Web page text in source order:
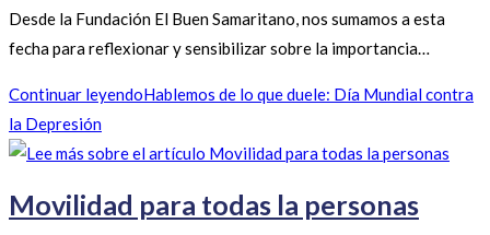
Desde la Fundación El Buen Samaritano, nos sumamos a esta
fecha para reflexionar y sensibilizar sobre la importancia…
Continuar leyendoHablemos de lo que duele: Día Mundial contra
la Depresión
Movilidad para todas la personas